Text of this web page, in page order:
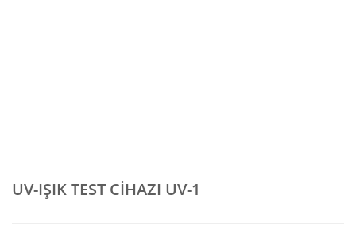
UV-IŞIK TEST CİHAZI UV-1